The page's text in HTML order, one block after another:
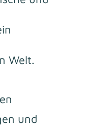
Welt.
und